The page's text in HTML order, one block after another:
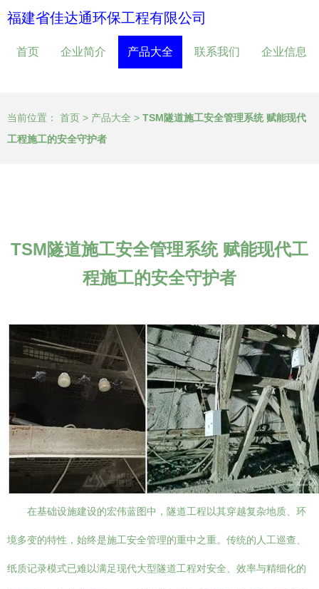
福建省佳达通环保工程有限公司
首页 企业简介 产品大全 联系我们 企业信息
当前位置： 首页 > 产品大全 > TSM隧道施工安全管理系统 赋能现代
工程施工的安全守护者
TSM隧道施工安全管理系统 赋能现代工
程施工的安全守护者
在基础设施建设的宏伟蓝图中，隧道工程以其穿越复杂地质、环
境多变的特性，始终是施工安全管理的重中之重。传统的人工巡查、
纸质记录模式已难以满足现代大型隧道工程对安全、效率与精细化的